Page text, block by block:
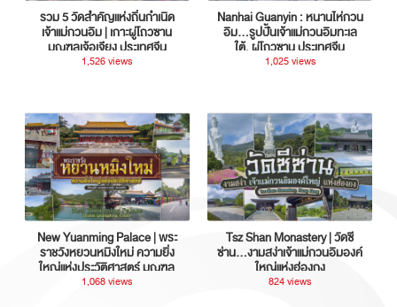
รวม 5 วัดสำคัญแห่งถิ่นกำเนิด
เจ้าแม่กวนอิม | เกาะผู่โถวซาน
มณฑลเจ้อเจียง ประเทศจีน
1,526 views
Nanhai Guanyin : หนานไห่กวน
อิม...รูปปั้นเจ้าแม่กวนอิมทะเล
ใต้, ผู่โถวซาน ประเทศจีน
1,025 views
New Yuanming Palace | พระ
ราชวังหยวนหมิงใหม่ ความยิ่ง
ใหญ่แห่งประวัติศาสตร์ มณฑล
กวางตุ้ง ประเทศจีน
1,068 views
Tsz Shan Monastery | วัดซี
ซ่าน…งามสง่าเจ้าแม่กวนอิมองค์
ใหญ่แห่งฮ่องกง
824 views